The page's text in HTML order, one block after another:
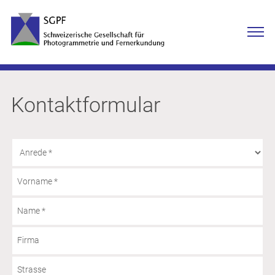
Kontaktformular
Vorname*
Name*
Firma
Strasse